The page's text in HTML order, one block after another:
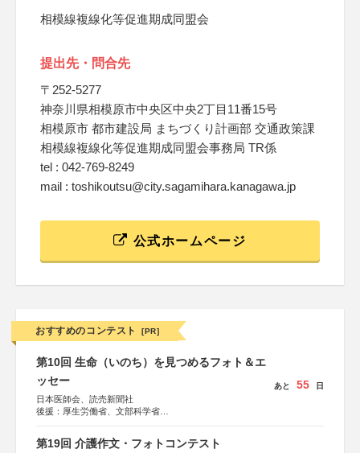
相模線複線化等促進期成同盟会
提出先・問合先
〒252-5277
神奈川県相模原市中央区中央2丁目11番15号
相模原市 都市建設局 まちづくり計画部 交通政策課
相模線複線化等促進期成同盟会事務局 TR係
tel : 042-769-8249
mail : toshikoutsu@city.sagamihara.kanagawa.jp
公式ホームページ
おすすめのコンテスト [PR]
第10回 生命（いのち）を見つめるフォト＆エ
ッセー
日本医師会、読売新聞社
後援：厚生労働省、文部科学省
あと 55 日
第19回 介護作文・フォトコンテスト